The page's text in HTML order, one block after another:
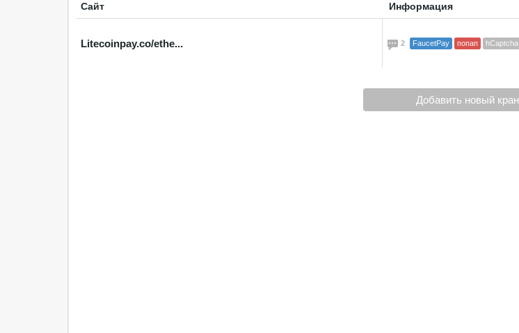
Сайт Информация
Litecoinpay.co/ethe... 2 FaucetPay попап hCaptcha
Добавить новый кран